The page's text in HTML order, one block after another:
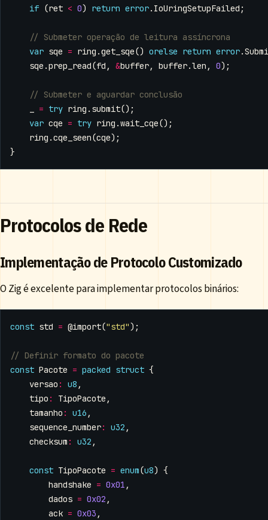
if (ret < 0) return error. IoUringSetupFailed ;
var sqe = ring .get_sqe() orelse return error.
sqe .prep_read(fd , &buffer, buffer.len , 0);
= try ring . submit();
var cqe = try ring .wait_cqe();
ring .cqe_seen(cqe);
}
Protocolos de Rede
Implementação de Protocolo Customizado
O Zig é excelente para implementar protocolos binários:
const std = @import("std");
const Pacote = packed struct {
versao : u8 ,
tipo : TipoPacote ,
tamanho : u16 ,
sequence_number: u32 ,
checksum : u32 ,
const TipoPacote = enum(u8) {
handshake = 0x01 ,
dados = 0x02 ,
ack = 0x03 ,